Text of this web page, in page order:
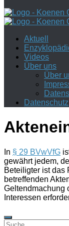
Aktuell
Videos
Über uns
Über
Datenschutz
In § 29 BVwVfG
gewährt jedem,
Beteiligter ist das
betreffenden
Geltendmachung
Interessen